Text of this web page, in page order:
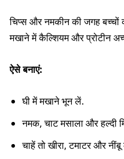
चिप्स और नमकीन की जगह बच्चों
मखाने में कैल्शियम और प्रोटीन
ऐसे बनाएं:
घी में मखाने भून लें.
नमक, चाट मसाला और हल्दी
चाहें तो खीरा, टमाटर और